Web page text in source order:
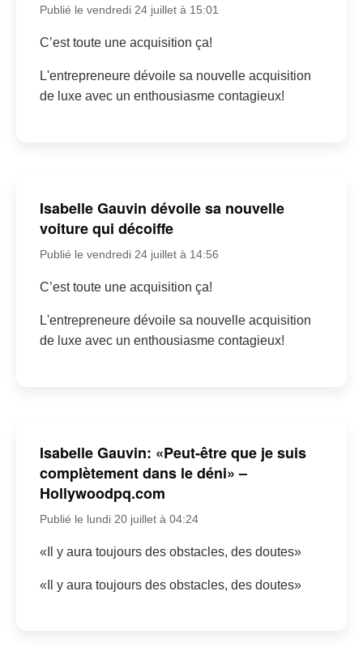
Publié le vendredi 24 juillet à 15:01
C’est toute une acquisition ça!
L'entrepreneure dévoile sa nouvelle acquisition
de luxe avec un enthousiasme contagieux!
Isabelle Gauvin dévoile sa nouvelle
voiture qui décoiffe
Publié le vendredi 24 juillet à 14:56
C’est toute une acquisition ça!
L'entrepreneure dévoile sa nouvelle acquisition
de luxe avec un enthousiasme contagieux!
Isabelle Gauvin: «Peut-être que je suis
complètement dans le déni» –
Hollywoodpq.com
Publié le lundi 20 juillet à 04:24
«Il y aura toujours des obstacles, des doutes»
«Il y aura toujours des obstacles, des doutes»